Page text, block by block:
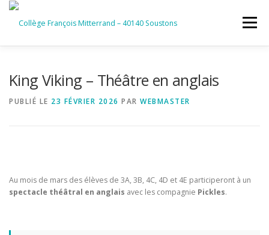
Aller
contenu
Menu
King Viking – Théâtre en anglais
PUBLIÉ LE 23 FÉVRIER 2026 PAR WEBMASTER
Au mois de mars des élèves de 3A, 3B, 4C, 4D et 4E participeront à un
spectacle théâtral en anglais avec les compagnie Pickles.